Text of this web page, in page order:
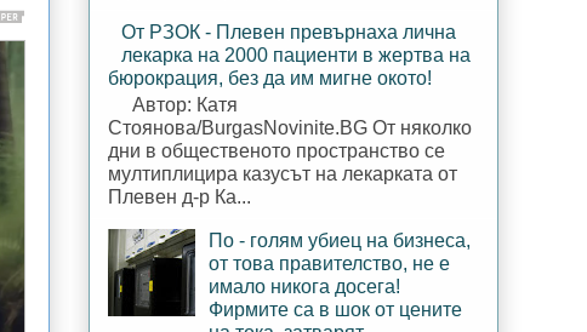
От РЗОК - Плевен превърнаха лична
лекарка на 2000 пациенти в жертва на
бюрокрация, без да им мигне окото!
Автор: Катя
Стоянова/BurgasNovinite.BG От няколко
дни в общественото пространство се
мултиплицира казусът на лекарката от
Плевен д-р Ка...
По - голям убиец на бизнеса,
от това правителство, не е
имало никога досега!
Фирмите са в шок от цените